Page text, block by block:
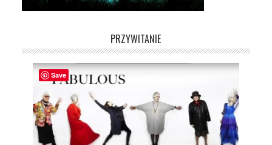
PRZYWITANIE
Save